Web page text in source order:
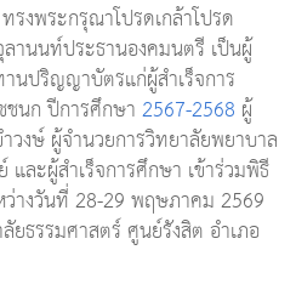
งพระกรุณาโปรดเกล้าโปรด
านนท์ประธานองคมนตรี เป็นผู้
นปริญญาบัตรแก่ผู้สำเร็จการ
นก ปีการศึกษา2567-2568 ผู้
วงษ์ ผู้จำนวยการวิทยาลัยพยาบาล
ละผู้สำเร็จการศึกษา เข้าร่วมพิธี
างวันที่ 28-29 พฤษภาคม 2569
ธรรมศาสตร์ ศูนย์รังสิต อำเภอ